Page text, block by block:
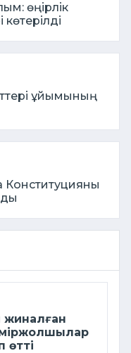
өңірлік
ұйымының
Конституцияны
жиналған
өтті